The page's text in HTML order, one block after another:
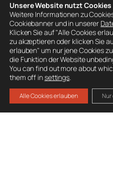
Ausrüstung
Mitglied werden
Spenden
Datenschutz
Unsere Website nutzt Cookies
Weitere Informationen zu
Cookiebanner und in unserer
Klicken Sie auf "Alle Cookies
zu akzeptieren oder klicken Sie
erlauben" um nur jene Cookies
die Funktion der Website
You can find out more about
them off insettings.
Alle Cookies erlauben